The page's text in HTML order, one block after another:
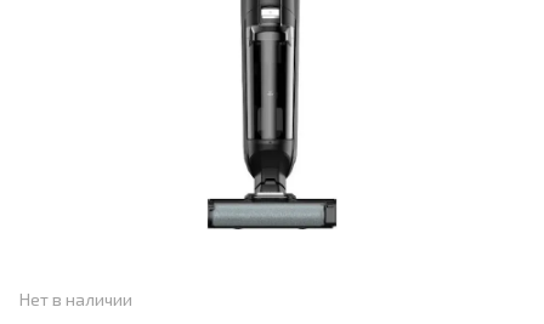
Нет в наличии